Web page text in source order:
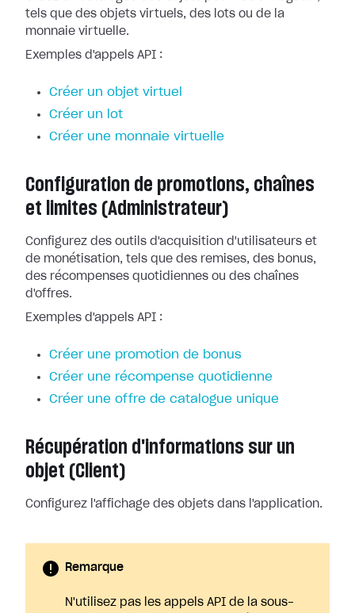
tels que des objets virtuels, des lots ou de la
monnaie virtuelle.
Exemples d'appels API :
Créer un objet virtuel
Créer un lot
Créer une monnaie virtuelle
Configuration de promotions, chaînes
et limites (Administrateur)
Configurez des outils d'acquisition d'utilisateurs et
de monétisation, tels que des remises, des bonus,
des récompenses quotidiennes ou des chaînes
d'offres.
Exemples d'appels API :
Créer une promotion de bonus
Créer une récompense quotidienne
Créer une offre de catalogue unique
Récupération d'informations sur un
objet (Client)
Configurez l'affichage des objets dans l'application.
Remarque
N'utilisez pas les appels API de la sous-